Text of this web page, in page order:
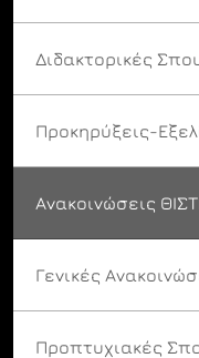
Διδακτορικές
Προκηρύξεις-
Ανακοινώσεις
Γενικές
Προπτυχιακές